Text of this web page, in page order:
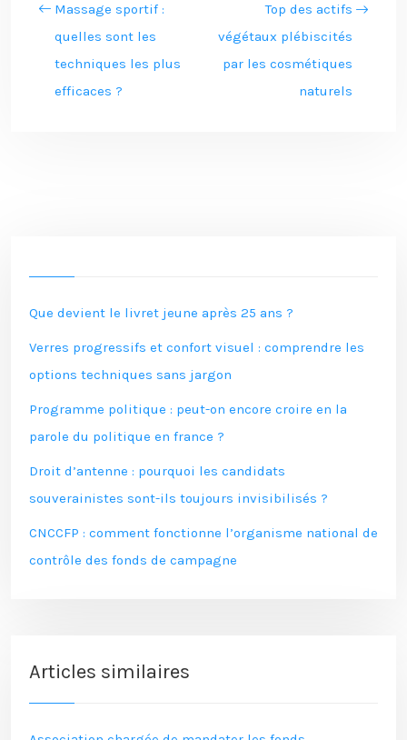
Massage sportif :
quelles sont les
techniques les plus
efficaces ?
Top des actifs
végétaux plébiscités
par les cosmétiques
naturels
Que devient le livret jeune après 25 ans ?
Verres progressifs et confort visuel : comprendre les
options techniques sans jargon
Programme politique : peut-on encore croire en la
parole du politique en france ?
Droit d’antenne : pourquoi les candidats
souverainistes sont-ils toujours invisibilisés ?
CNCCFP : comment fonctionne l’organisme national de
contrôle des fonds de campagne
Articles similaires